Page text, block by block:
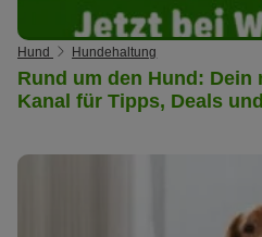
Hund Hundehaltung
Rund um den Hund: Dein
Kanal für Tipps, Deals